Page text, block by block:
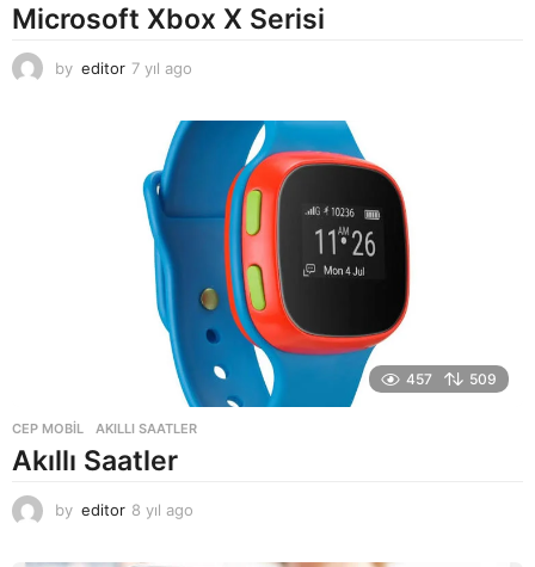
Microsoft Xbox X Serisi
by editor 7 yıl ago
457 509
CEP MOBIL AKILLI SAATLER
Akıllı Saatler
by editor 8 yıl ago